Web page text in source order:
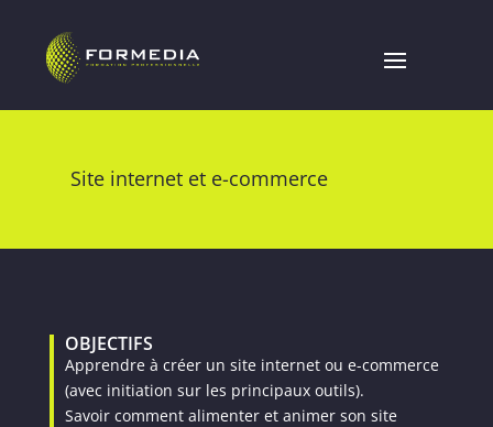
Site internet et e-commerce
OBJECTIFS
Apprendre à créer un site internet ou e-commerce
(avec initiation sur les principaux outils).
Savoir comment alimenter et animer son site